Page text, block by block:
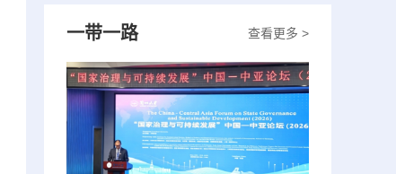
查看更多 >
一带一路